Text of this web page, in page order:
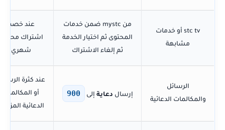
stc tv أو خدمات
مشابهة
من mystc ضمن خدمات
المحتوى ثم اختيار الخدمة
ثم إلغاء الاشتراك
عند خصم
اشتراك
شهري
الرسائل
والمكالمات الدعائية
إرسال دعاية إلى 900
عند كثرة
أو المكالمات
الدعائية